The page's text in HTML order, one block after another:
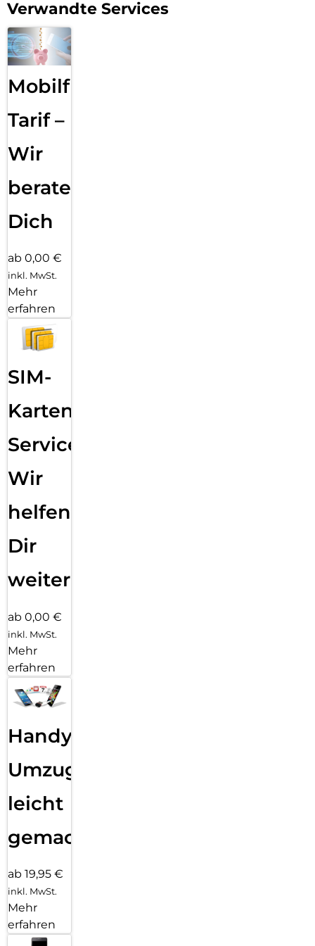
Verwandte Services
Mobilfunk
Tarif –
Wir
beraten
Dich
ab 0,00 €
inkl. MwSt.
Mehr
erfahren
SIM-
Karten
Service:
Wir
helfen
Dir
weiter
ab 0,00 €
inkl. MwSt.
Mehr
erfahren
Handy
Umzug
leicht
gemacht!
ab 19,95 €
inkl. MwSt.
Mehr
erfahren